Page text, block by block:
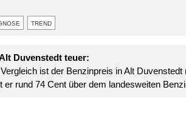
trend
Duvenstedt teuer:
ist der Benzinpreis in Alt
er rund 74 Cent über dem landesweiten